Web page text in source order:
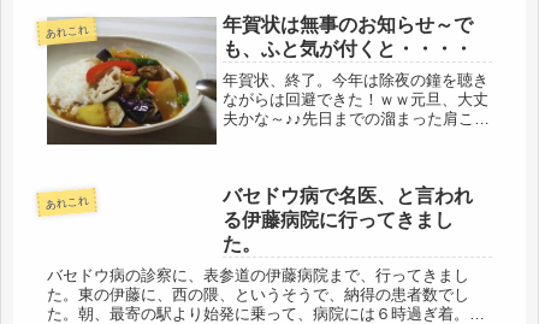
んだろうか。いやはや、60年間、思っ
た通りには来ていないし・・・。１人
暮...
あれこれ
年賀状は無事のお知らせ～で
も、ふと気が付くと・・・・
年賀状、終了。今年は除夜の鐘を聴き
ながらは回避できた！ｗｗ元旦、大丈
夫かな～♪♪先日までの溜まった肩こり
十数年経ったけど、60年のうちの2...
あれこれ
バセドウ病で名医、と言われ
る伊藤病院に行ってきまし
た。
バセドウ病の診察に、表参道の伊藤病院まで、行ってきまし
た。東の伊藤に、西の隈、というそうで、納得の患者数でし
た。朝、最寄の駅より始発に乗って、病院には６時過ぎ着。そ